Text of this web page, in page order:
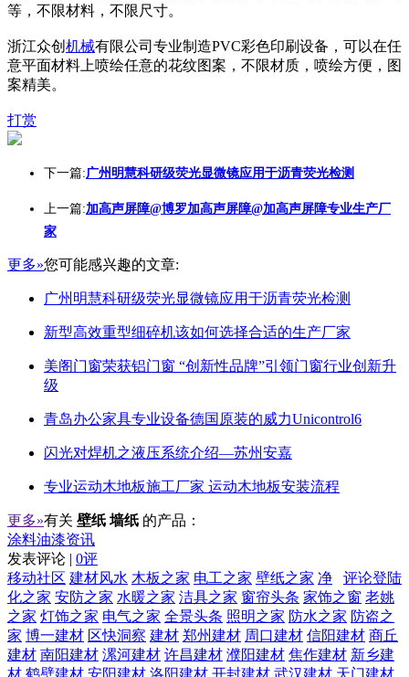
等，不限材料，不限尺寸。
浙江众创 机械有限公司专业制造PVC彩色印刷设备，可以在任
意平面材料上喷绘任意的花纹图案，不限材质，喷绘方便，图
案精美。
打赏
下一篇:广州明慧科研级荧光显微镜应用于沥青荧光检测
上一篇:加高声屏障@博罗加高声屏障@加高声屏障专业生产厂
家
更多»您可能感兴趣的文章:
广州明慧科研级荧光显微镜应用于沥青荧光检测
新型高效重型细碎机该如何选择合适的生产厂家
美阁门窗荣获铝门窗 “创新性品牌”引领门窗行业创新升
级
青岛办公家具专业设备德国原装的威力Unicontrol6
闪光对焊机之液压系统介绍—苏州安嘉
专业运动木地板施工厂家 运动木地板安装流程
更多»有关 壁纸 墙纸 的产品：
涂料油漆资讯
发表评论 | 0评
评论登陆
移动社区 建材风水 木板之家 电工之家 壁纸之家 净
化之家 安防之家 水暖之家 洁具之家 窗帘头条 家饰之窗 老姚
之家 灯饰之家 电气之家 全景头条 照明之家 防水之家 防盗之
家 博一建材 区快洞察 建材 郑州建材 周口建材 信阳建材 商丘
建材 南阳建材 漯河建材 许昌建材 濮阳建材 焦作建材 新乡建
材 鹤壁建材 安阳建材 洛阳建材 开封建材 武汉建材 天门建材